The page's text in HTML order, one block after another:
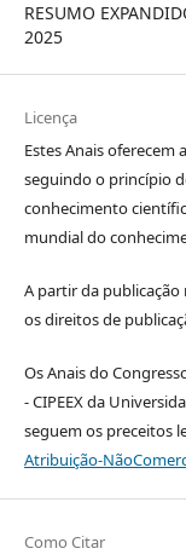
RESUMO
2025
Licença
Estes Anais oferecem
seguindo o princípio
conhecimento
mundial do
A partir da
os direitos de
Os Anais do
- CIPEEX da
seguem os preceitos
Atribuição-
Como Citar